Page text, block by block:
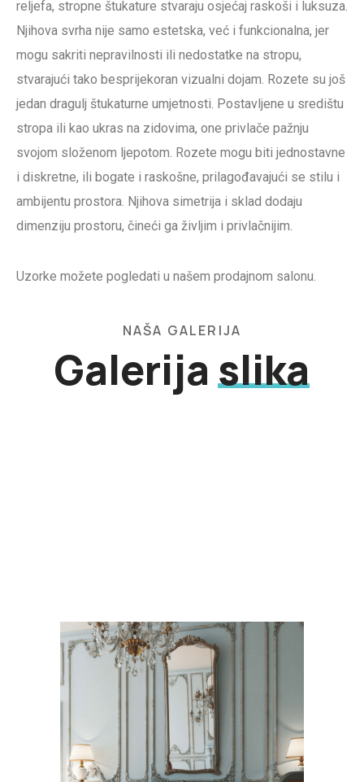
reljefa, stropne štukature stvaraju osjećaj raskoši i luksuza.
Njihova svrha nije samo estetska, već i funkcionalna, jer
mogu sakriti nepravilnosti ili nedostatke na stropu,
stvarajući tako besprijekoran vizualni dojam. Rozete su još
jedan dragulj štukaturne umjetnosti. Postavljene u središtu
stropa ili kao ukras na zidovima, one privlače pažnju
svojom složenom ljepotom. Rozete mogu biti jednostavne
i diskretne, ili bogate i raskošne, prilagođavajući se stilu i
ambijentu prostora. Njihova simetrija i sklad dodaju
dimenziju prostoru, čineći ga življim i privlačnijim.
Uzorke možete pogledati u našem prodajnom salonu.
NAŠA GALERIJA
Galerijaslika